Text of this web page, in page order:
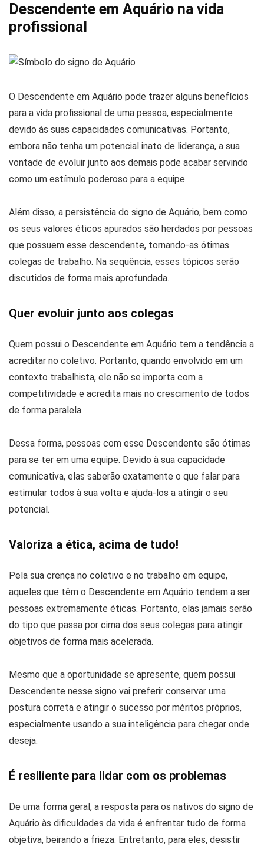
Descendente em Aquário na vida
profissional
O Descendente em Aquário pode trazer alguns benefícios
para a vida profissional de uma pessoa, especialmente
devido às suas capacidades comunicativas. Portanto,
embora não tenha um potencial inato de liderança, a sua
vontade de evoluir junto aos demais pode acabar servindo
como um estímulo poderoso para a equipe.
Além disso, a persistência do signo de Aquário, bem como
os seus valores éticos apurados são herdados por pessoas
que possuem esse descendente, tornando-as ótimas
colegas de trabalho. Na sequência, esses tópicos serão
discutidos de forma mais aprofundada.
Quer evoluir junto aos colegas
Quem possui o Descendente em Aquário tem a tendência a
acreditar no coletivo. Portanto, quando envolvido em um
contexto trabalhista, ele não se importa com a
competitividade e acredita mais no crescimento de todos
de forma paralela.
Dessa forma, pessoas com esse Descendente são ótimas
para se ter em uma equipe. Devido à sua capacidade
comunicativa, elas saberão exatamente o que falar para
estimular todos à sua volta e ajuda-los a atingir o seu
potencial.
Valoriza a ética, acima de tudo!
Pela sua crença no coletivo e no trabalho em equipe,
aqueles que têm o Descendente em Aquário tendem a ser
pessoas extremamente éticas. Portanto, elas jamais serão
do tipo que passa por cima dos seus colegas para atingir
objetivos de forma mais acelerada.
Mesmo que a oportunidade se apresente, quem possui
Descendente nesse signo vai preferir conservar uma
postura correta e atingir o sucesso por méritos próprios,
especialmente usando a sua inteligência para chegar onde
deseja.
É resiliente para lidar com os problemas
De uma forma geral, a resposta para os nativos do signo de
Aquário às dificuldades da vida é enfrentar tudo de forma
objetiva, beirando a frieza. Entretanto, para eles, desistir